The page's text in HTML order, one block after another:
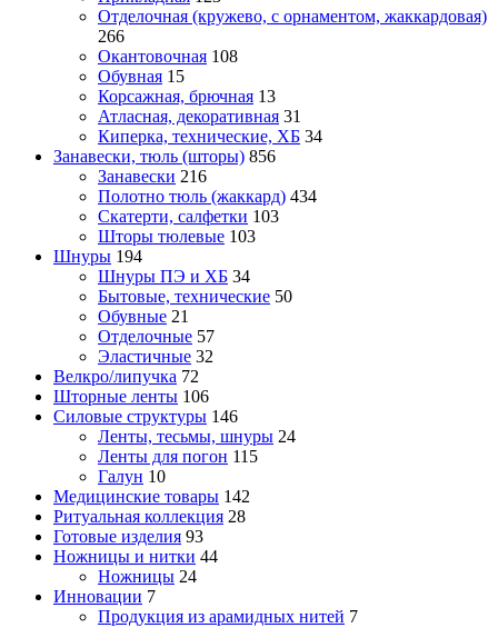
Отделочная (кружево, с орнаментом, жаккардовая)
266
Окантовочная 108
Обувная 15
Корсажная, брючная 13
Атласная, декоративная 31
Киперка, технические, ХБ 34
Занавески, тюль (шторы) 856
Занавески 216
Полотно тюль (жаккард) 434
Скатерти, салфетки 103
Шторы тюлевые 103
Шнуры 194
Шнуры ПЭ и ХБ 34
Бытовые, технические 50
Обувные 21
Отделочные 57
Эластичные 32
Велкро/липучка 72
Шторные ленты 106
Силовые структуры 146
Ленты, тесьмы, шнуры 24
Ленты для погон 115
Галун 10
Медицинские товары 142
Ритуальная коллекция 28
Готовые изделия 93
Ножницы и нитки 44
Ножницы 24
Инновации 7
Продукция из арамидных нитей 7